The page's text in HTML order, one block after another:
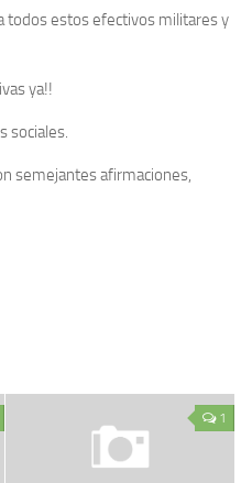
todos estos efectivos militares y
ya!!
sociales.
semejantes afirmaciones,
1